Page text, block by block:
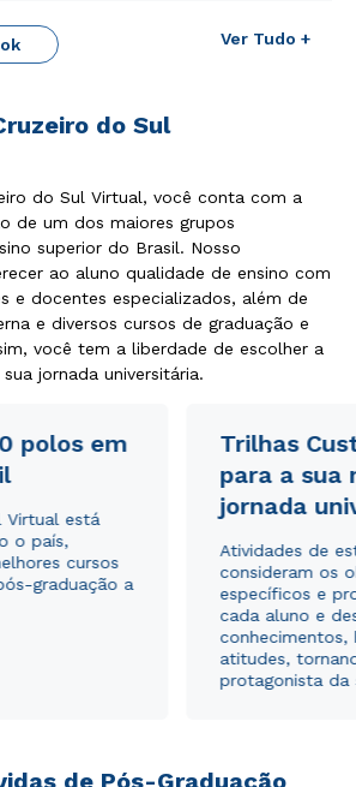
Ver Tudo +
do Sul
do Sul Virtual, você conta com a
de um dos maiores grupos
superior do Brasil. Nosso
ao aluno qualidade de ensino com
e docentes especializados, além de
e diversos cursos de graduação e
você tem a liberdade de escolher a
jornada universitária.
polos em
Virtual está
o país,
cursos
graduação a
Trilhas
para a sua
jornada
Atividades de
consideram os
específicos e
cada aluno e
conhecimentos,
atitudes,
protagonista da
de Pós-Graduação
fácil
ou
com a Política de Privacidade.e
dados sejam utilizados para o
da Cruzeiro do Sul.